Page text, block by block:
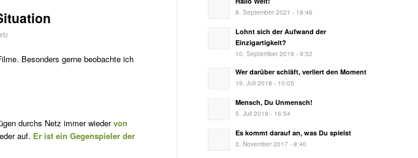
Besonders gerne beobachte ich
durchs Netz immer wiedervon
auf. Er ist ein Gegenspieler der
8. September 2021 - 18:46
Lohnt sich der Aufwand der
Einzigartigkeit?
10. September 2018 - 9:52
Wer darüber schläft, verliert den Moment
19. Juli 2018 - 10:05
Mensch, Du Unmensch!
5. Juli 2018 - 16:54
Es kommt darauf an, was Du spielst
2. November 2017 - 8:40